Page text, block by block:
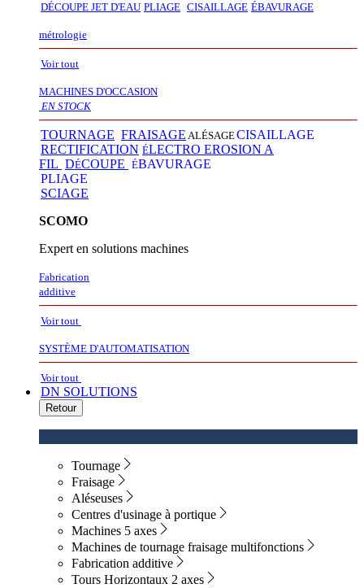
DÉCOUPE JET D'EAU PLIAGE CISAILLAGE ÉBAVURAGE
métrologie
Voir tout
MACHINES D'OCCASION
EN STOCK
TOURNAGE FRAISAGE ALÉSAGECISAILLAGE
RECTIFICATION ÉLECTRO EROSION A
FIL DÉCOUPE ÉBAVURAGE
PLIAGE
SCIAGE
SCOMO
Expert en solutions machines
Fabrication
additive
Voir tout
SYSTÈME D'AUTOMATISATION
Voir tout
DN SOLUTIONS
Retour
Tournage
Fraisage
Aléseuses
Centres d'usinage à portique
Machines 5 axes
Machines de tournage fraisage multifonctions
Fabrication additive
Tours Horizontaux 2 axes